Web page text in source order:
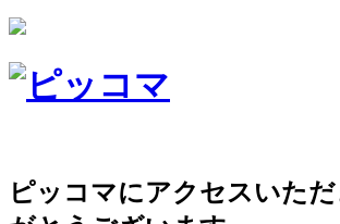
ピッコマにアクセスいただ